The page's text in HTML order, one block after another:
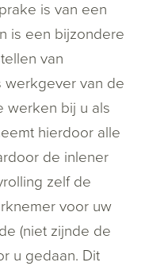
is van een
is een bijzondere
van
werkgever van de
werken bij u als
hierdoor alle
de inlener
zelf de
voor uw
(niet zijnde de
u gedaan. Dit